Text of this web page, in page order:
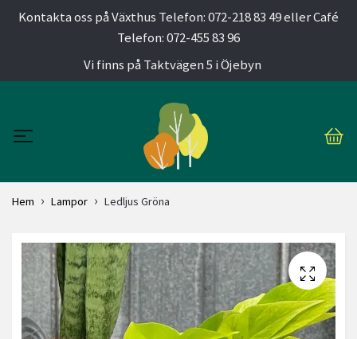
Kontakta oss på Växthus Telefon: 072-218 83 49 eller Café
Telefon: 072-455 83 96
Vi finns på Taktvägen 5 i Öjebyn
Hem Lampor Ledljus Gröna